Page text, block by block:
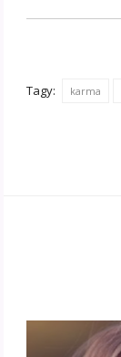
Tagy: karma